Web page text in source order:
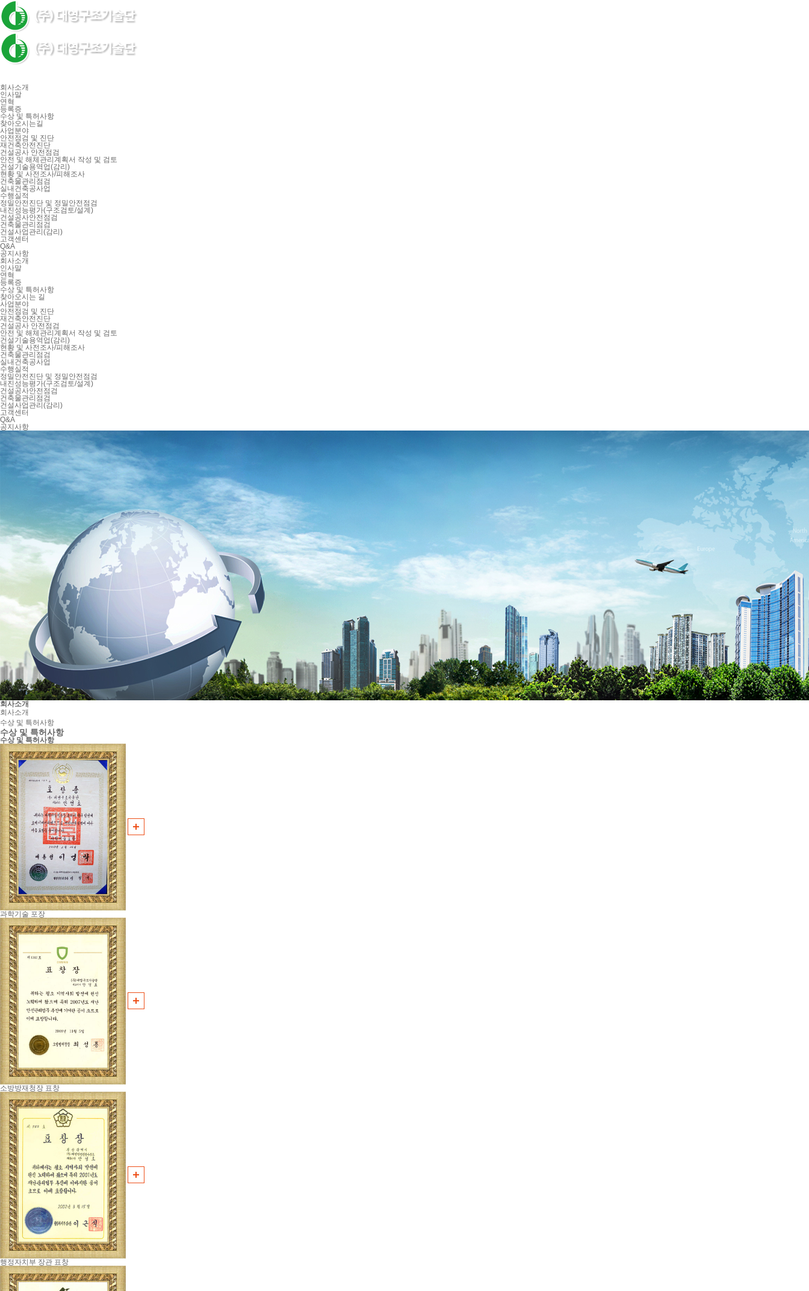
회사소개
인사말
연혁
등록증
수상 및 특허사항
찾아오시는길
사업분야
안전점검 및 진단
재건축안전진단
건설공사 안전점검
안전 및 해체관리계획서 작성 및 검토
건설기술용역업(감리)
현황 및 사전조사/피해조사
건축물관리점검
실내건축공사업
수행실적
정밀안전진단 및 정밀안전점검
내진성능평가(구조검토/설계)
건설공사안전점검
건축물관리점검
건설사업관리(감리)
고객센터
Q&A
공지사항
회사소개
인사말
연혁
등록증
수상 및 특허사항
찾아오시는 길
사업분야
안전점검 및 진단
재건축안전진단
건설공사 안전점검
안전 및 해체관리계획서 작성 및 검토
건설기술용역업(감리)
현황 및 사전조사/피해조사
건축물관리점검
실내건축공사업
수행실적
정밀안전진단 및 정밀안전점검
내진성능평가(구조검토/설계)
건설공사안전점검
건축물관리점검
건설사업관리(감리)
고객센터
Q&A
공지사항
회사소개
회사소개
수상 및 특허사항
수상 및 특허사항
수상 및 특허사항
과학기술 포장
소방방재청장 표창
행정자치부 장관 표창